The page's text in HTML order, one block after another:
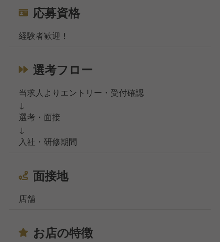
応募資格
経験者歓迎！
選考フロー
当求人よりエントリー・受付確認
↓
選考・面接
↓
入社・研修期間
面接地
店舗
お店の特徴